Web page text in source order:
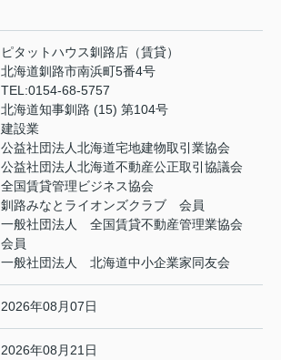
ピタットハウス釧路店（賃貸）
北海道釧路市南浜町5番4号
TEL:0154-68-5757
北海道知事釧路 (15) 第104号
建設業
公益社団法人北海道宅地建物取引業協会
公益社団法人北海道不動産公正取引協議会
全国賃貸管理ビジネス協会
釧路みなとライオンズクラブ 会員
一般社団法人 全国賃貸不動産管理業協会
会員
一般社団法人 北海道中小企業家同友会
2026年08月07日
2026年08月21日